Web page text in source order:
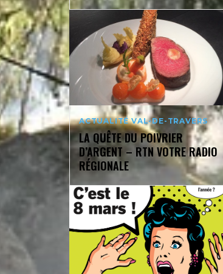
ACTUALITÉ VAL-DE-TRAVERS
LA QUÊTE DU POIVRIER
D’ARGENT – RTN VOTRE RADIO
RÉGIONALE